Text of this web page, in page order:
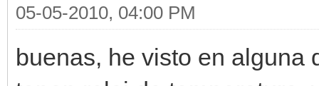
05-05-2010, 04:00 PM
buenas, he visto en alguna